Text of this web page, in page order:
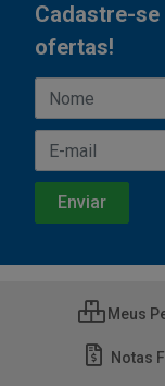
Cadastre-
ofertas!
Meus
Notas